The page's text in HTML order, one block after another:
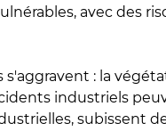
avec des
: la
industriels
subissent